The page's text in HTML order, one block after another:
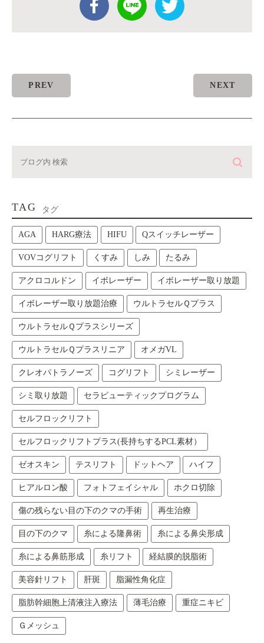
PREV NEXT
TAG タグ
AGA HARG療法 HIFU Qスイッチレーザー
VOVコグリフト くすみ しみ たるみ
アクロコルドン イボレーザー イボレーザー取り放題
イボレーザー取り放題治療 ウルトラセルＱプラス
ウルトラセルＱプラスシリーズ
ウルトラセルＱプラスリニア オメガVL
クレオパトラノーズ コグリフト シミレーザー
シミ取り放題 セラピューティックプログラム
セルフロックリフト
セルフロックリフトプラス(長持ちするPCL素材）
ゼオスキン テスリフト ドットヘア ハイフ
ヒアルロン酸 フォトフェイシャル ホクロ切除
傷の残らない目の下のクマの手術 再生治療
目の下のクマ 糸による隆鼻術 糸による鼻尖形成
糸による鼻筋形成 糸リフト 経結膜的脱脂術
美容針リフト 肝斑 脂漏性角化症
脂肪幹細胞上清液注入療法 薄毛治療 重症ニキビ
Ｇメッシュ